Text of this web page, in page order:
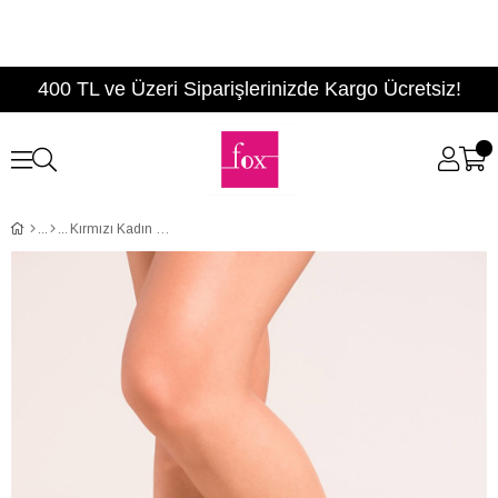
400 TL ve Üzeri Siparişlerinizde Kargo Ücretsiz!
Kırmızı Kadın Babet B726773702